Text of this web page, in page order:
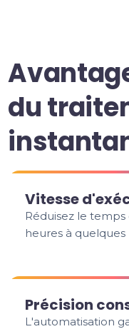
du
Vitesse
Réduisez le
heures à quelques
Précision
L'automatisation